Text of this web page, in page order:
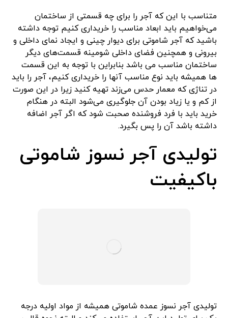
متناسب با این که آجر را برای چه قسمتی از ساختمان
می‌خواهیم باید ابعاد مناسب را خریداری کنیم توجه داشته
باشید که آجر شاموتی برای دیوار چینی و ایجاد نمای داخلی و
بیرونی و همچنین فضای داخلی شومینه قسمت‌های دیگر
ساختمان مناسب می باشد بنابراین با توجه به این قسمت
ها همیشه باید نوع مناسب آنها را خریداری کنیم، آجر را باید
در تناژی که معمار حدس می‌زند تهیه کنید زیرا در این صورت
از کم و یا زیاد بودن آن جلوگیری می‌شود البته در هنگام
خرید باید با فرد فروشنده صحبت شود که اگر آجر اضافه
داشته باشد آن را پس بگیرد.
تولیدی آجر نسوز شاموتی
باکیفیت
تولیدی آجر نسوز عمده شاموتی همیشه از مواد اولیه درجه